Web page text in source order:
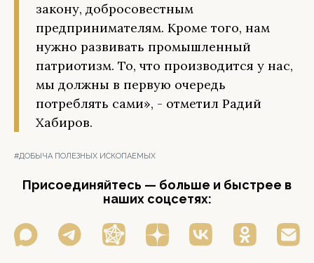
закону, добросовестным
предпринимателям. Кроме того, нам
нужно развивать промышленный
патриотизм. То, что производится у нас,
мы должны в первую очередь
потреблять сами», - отметил Радий
Хабиров.
#ДОБЫЧА ПОЛЕЗНЫХ ИСКОПАЕМЫХ
Присоединяйтесь — больше и быстрее в
наших соцсетях: